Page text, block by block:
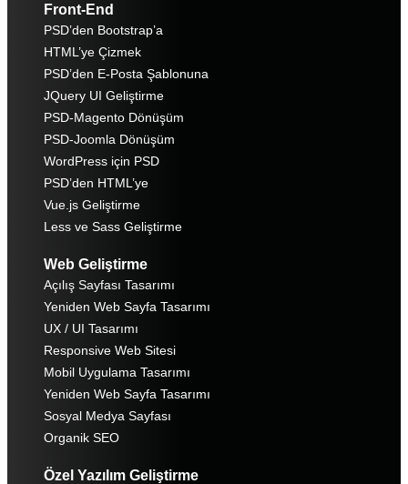
Front-End
PSD’den Bootstrap’a
HTML’ye Çizmek
PSD’den E-Posta Şablonuna
JQuery UI Geliştirme
PSD-Magento Dönüşüm
PSD-Joomla Dönüşüm
WordPress için PSD
PSD’den HTML’ye
Vue.js Geliştirme
Less ve Sass Geliştirme
Web Geliştirme
Açılış Sayfası Tasarımı
Yeniden Web Sayfa Tasarımı
UX / UI Tasarımı
Responsive Web Sitesi
Mobil Uygulama Tasarımı
Yeniden Web Sayfa Tasarımı
Sosyal Medya Sayfası
Organik SEO
Özel Yazılım Geliştirme